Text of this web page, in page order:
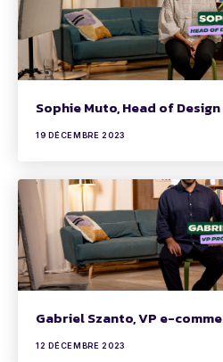
Sophie Muto, Head of
19 DÉCEMBRE 2023
Gabriel Szanto, VP e-
12 DÉCEMBRE 2023